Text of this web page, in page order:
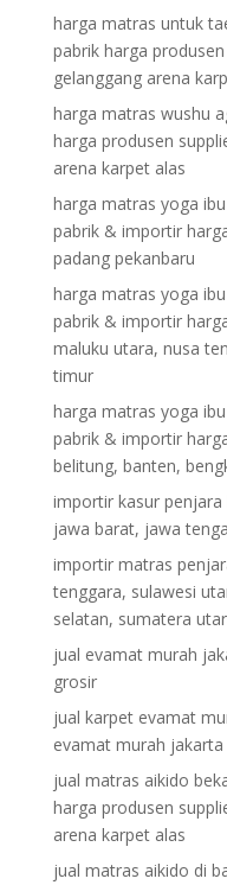
harga matras untuk
pabrik harga
gelanggang arena
harga matras wushu
harga produsen
arena karpet alas
harga matras yoga
pabrik & importir
padang pekanbaru
harga matras yoga
pabrik & importir
maluku utara, nusa
timur
harga matras yoga
pabrik & importir
belitung, banten,
importir kasur
jawa barat, jawa
importir matras
tenggara, sulawesi
selatan, sumatera
jual evamat murah
grosir
jual karpet evamat
evamat murah
jual matras aikido
harga produsen
arena karpet alas
jual matras aikido di